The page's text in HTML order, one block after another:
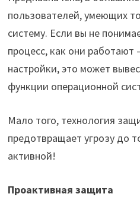
пользователей, умеющих
систему. Если вы не
процесс, как они
настройки, это может
функции операционной
Мало того, технология
предотвращает угрозу до
активной!
Проактивная защита